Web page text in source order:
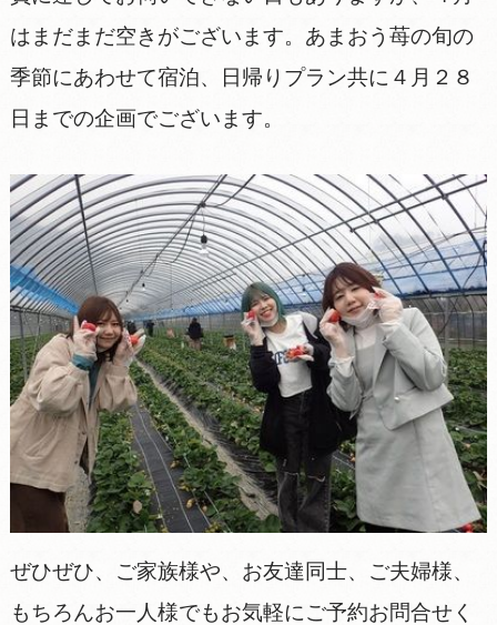
はまだまだ空きがございます。あまおう苺の旬の
季節にあわせて宿泊、日帰りプラン共に４月２８
日までの企画でございます。
ぜひぜひ、ご家族様や、お友達同士、ご夫婦様、
もちろんお一人様でもお気軽にご予約お問合せく